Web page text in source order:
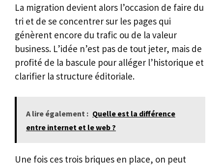
La migration devient alors l’occasion de faire du
tri et de se concentrer sur les pages qui
génèrent encore du trafic ou de la valeur
business. L’idée n’est pas de tout jeter, mais de
profité de la bascule pour alléger l’historique et
clarifier la structure éditoriale.
A lire également : Quelle est la différence
entre internet et le web ?
Une fois ces trois briques en place, on peut